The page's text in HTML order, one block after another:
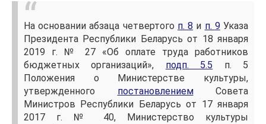
На основании абзаца четвертого п. 8 и п. 9Указа
Президента Республики Беларусь от 18 января
2019 г. № 27 «Об оплате труда работников
бюджетных организаций», подп. 5.5 п. 5
Положения о Министерстве культуры,
утвержденного постановлениемСовета
Министров Республики Беларусь от 17 января
2017 г. № 40, Министерство культуры